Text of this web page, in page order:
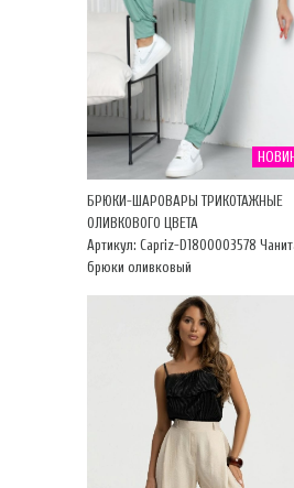
БРЮКИ-ШАРОВАРЫ ТРИКОТАЖНЫЕ
ОЛИВКОВОГО ЦВЕТА
Артикул: Capriz-D1800003578
брюки оливковый